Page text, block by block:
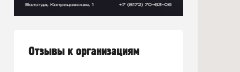
Отзывы к организациям